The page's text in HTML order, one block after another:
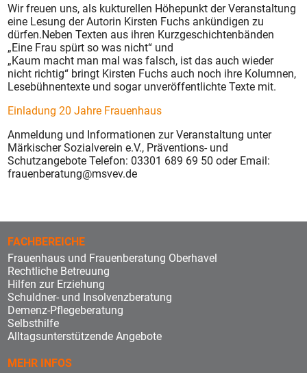
Wir freuen uns, als kukturellen Höhepunkt der Veranstaltung
eine Lesung der Autorin Kirsten Fuchs ankündigen zu
dürfen.Neben Texten aus ihren Kurzgeschichtenbänden
„Eine Frau spürt so was nicht“ und
„Kaum macht man mal was falsch, ist das auch wieder
nicht richtig“ bringt Kirsten Fuchs auch noch ihre Kolumnen,
Lesebühnentexte und sogar unveröffentlichte Texte mit.
Einladung 20 Jahre Frauenhaus
Anmeldung und Informationen zur Veranstaltung unter
Märkischer Sozialverein e.V., Präventions- und
Schutzangebote Telefon: 03301 689 69 50 oder Email:
frauenberatung@msvev.de
FACHBEREICHE
Frauenhaus und Frauenberatung Oberhavel
Rechtliche Betreuung
Hilfen zur Erziehung
Schuldner- und Insolvenzberatung
Demenz-Pflegeberatung
Selbsthilfe
Alltagsunterstützende Angebote
MEHR INFOS